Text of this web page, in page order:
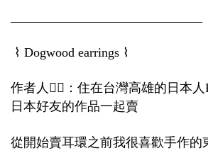
⌇ Dogwood earrings ⌇
作者人 💁‍♀️ ：住在台灣高雄的日本人
日本好友的作品一起賣
從開始賣耳環之前我很喜歡手作的